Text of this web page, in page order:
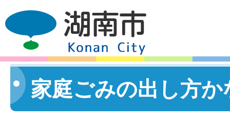
家庭ごみの出し方か